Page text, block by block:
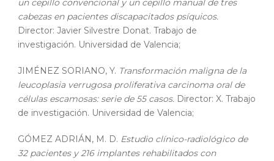
un cepillo convencional y un cepillo manual de tres
cabezas en pacientes discapacitados psíquicos.
Director: Javier Silvestre Donat. Trabajo de
investigación. Universidad de Valencia;
JIMÉNEZ SORIANO, Y. Transformación maligna de la
leucoplasia verrugosa proliferativa carcinoma oral de
células escamosas: serie de 55 casos. Director: X. Trabajo
de investigación. Universidad de Valencia;
GÓMEZ ADRIÁN, M. D. Estudio clínico-radiológico de
32 pacientes y 216 implantes rehabilitados con